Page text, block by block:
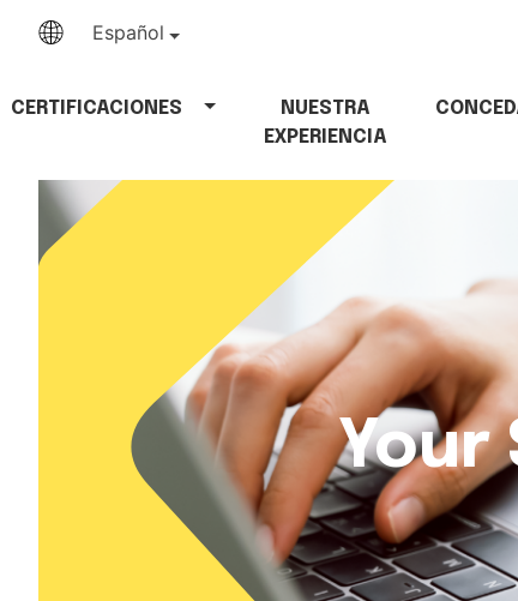
Español
CERTIFICACIONES
NUESTRA
EXPERIENCIA
Your